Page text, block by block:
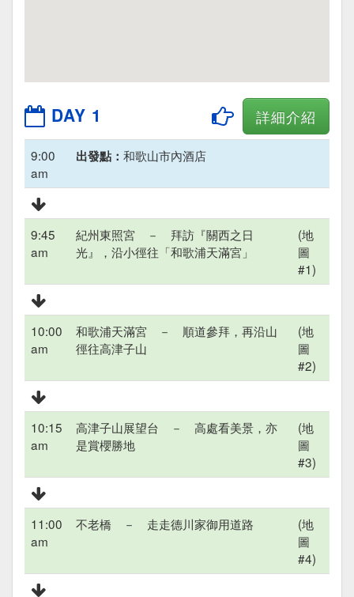
DAY 1 詳細介紹
9:00
am
出發點： 和歌山市內酒店
9:45
am
紀州東照宮 － 拜訪『關西之日
光』，沿小徑往「和歌浦天滿宮」
(地
圖
#1)
10:00
am
和歌浦天滿宮 － 順道參拜，再沿山
徑往高津子山
(地
圖
#2)
10:15
am
高津子山展望台 － 高處看美景，亦
是賞櫻勝地
(地
圖
#3)
11:00
am
不老橋 － 走走德川家御用道路
(地
圖
#4)